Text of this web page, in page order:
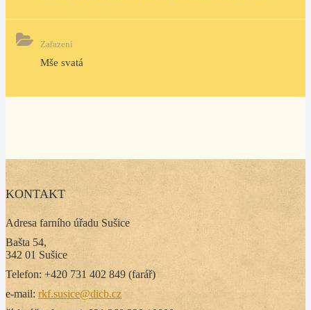
Zařazení
Mše svatá
KONTAKT
Adresa farního úřadu Sušice
Bašta 54,
342 01 Sušice
Telefon: +420 731 402 849 (farář)
e-mail: rkf.susice@dicb.cz